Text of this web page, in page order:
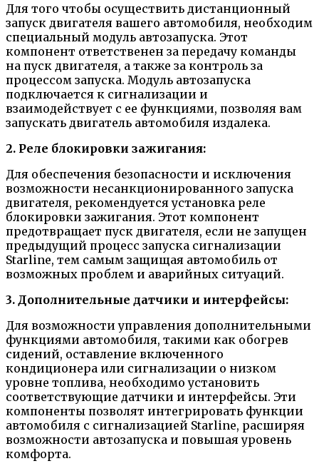
Для того чтобы осуществить дистанционный
запуск двигателя вашего автомобиля, необходим
специальный модуль автозапуска. Этот
компонент ответственен за передачу команды
на пуск двигателя, а также за контроль за
процессом запуска. Модуль автозапуска
подключается к сигнализации и
взаимодействует с ее функциями, позволяя вам
запускать двигатель автомобиля издалека.
2. Реле блокировки зажигания:
Для обеспечения безопасности и исключения
возможности несанкционированного запуска
двигателя, рекомендуется установка реле
блокировки зажигания. Этот компонент
предотвращает пуск двигателя, если не запущен
предыдущий процесс запуска сигнализации
Starline, тем самым защищая автомобиль от
возможных проблем и аварийных ситуаций.
3. Дополнительные датчики и интерфейсы:
Для возможности управления дополнительными
функциями автомобиля, такими как обогрев
сидений, оставление включенного
кондиционера или сигнализации о низком
уровне топлива, необходимо установить
соответствующие датчики и интерфейсы. Эти
компоненты позволят интегрировать функции
автомобиля с сигнализацией Starline, расширяя
возможности автозапуска и повышая уровень
комфорта.